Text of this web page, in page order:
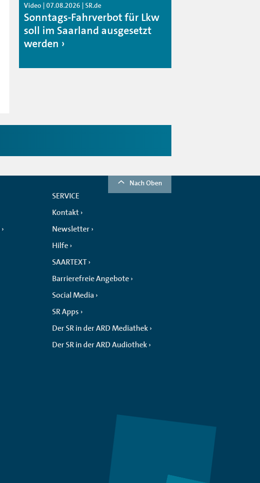
Video | 07.08.2026 | SR.de
Sonntags-Fahrverbot für Lkw
soll im Saarland ausgesetzt
werden
Nach Oben
SERVICE
Kontakt
Newsletter
Hilfe
SAARTEXT
Barrierefreie Angebote
Social Media
SR Apps
Der SR in der ARD Mediathek
Der SR in der ARD Audiothek